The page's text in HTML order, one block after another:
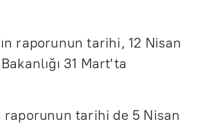
raporunun tarihi, 12 Nisan
31 Mart'ta
raporunun tarihi de 5 Nisan